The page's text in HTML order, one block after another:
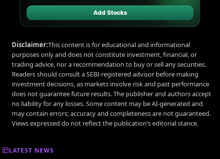
Add Stocks
Disclaimer:This content is for educational and informational
purposes only and does not constitute investment, financial, or
trading advice, nor a recommendation to buy or sell any securities.
Readers should consult a SEBI-registered advisor before making
investment decisions, as markets involve risk and past performance
does not guarantee future results. The publisher and authors accept
no liability for any losses. Some content may be AI-generated and
may contain errors; accuracy and completeness are not guaranteed.
Views expressed do not reflect the publication’s editorial stance.
LATEST NEWS